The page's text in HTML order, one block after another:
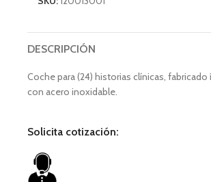
DESCRIPCIÓN
Coche para (24) historias clínicas,
con acero inoxidable.
Solicita cotización: